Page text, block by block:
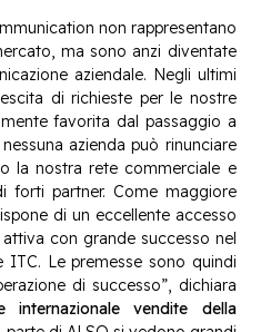
non rappresentano
ma sono anzi diventate
aziendale. Negli ultimi
di richieste per le nostre
favorita dal passaggio a
azienda può rinunciare
la nostra rete commerciale e
forti partner. Come maggiore
di un eccellente accesso
con grande successo nel
Le premesse sono quindi
di successo”, dichiara
internazionale vendite della